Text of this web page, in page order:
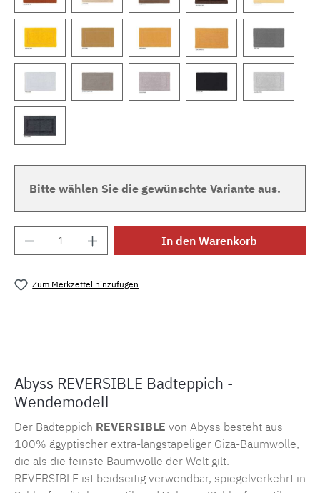
Bitte wählen Sie die gewünschte Variante aus.
Produkt Anzahl: Gib den gewünschten
In den Warenkorb
Zum Merkzettel hinzufügen
Abyss REVERSIBLE Badteppich -
Wendemodell
Der Badteppich REVERSIBLE von Abyss besteht aus
100% ägyptischer extra-langstapeliger Giza-Baumwolle,
die als die feinste Baumwolle der Welt gilt.
REVERSIBLE ist beidseitig verwendbar, spiegelverkehrt in